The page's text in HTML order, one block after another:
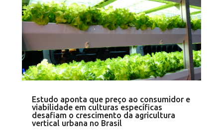
Estudo aponta que preço ao consumidor e
viabilidade em culturas específicas
desafiam o crescimento da agricultura
vertical urbana no Brasil